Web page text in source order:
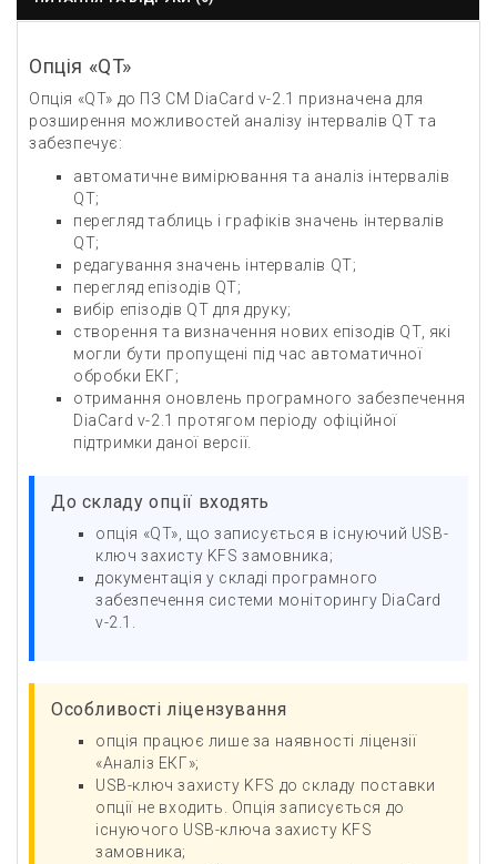
Опція «QT»
Опція «QT» до ПЗ СМ DiaCard v-2.1 призначена для
розширення можливостей аналізу інтервалів QT та
забезпечує:
автоматичне вимірювання та аналіз інтервалів
QT;
перегляд таблиць і графіків значень інтервалів
QT;
редагування значень інтервалів QT;
перегляд епізодів QT;
вибір епізодів QT для друку;
створення та визначення нових епізодів QT, які
могли бути пропущені під час автоматичної
обробки ЕКГ;
отримання оновлень програмного забезпечення
DiaCard v-2.1 протягом періоду офіційної
підтримки даної версії.
До складу опції входять
опція «QT», що записується в існуючий USB-
ключ захисту KFS замовника;
документація у складі програмного
забезпечення системи моніторингу DiaCard
v-2.1.
Особливості ліцензування
опція працює лише за наявності ліцензії
«Аналіз ЕКГ»;
USB-ключ захисту KFS до складу поставки
опції не входить. Опція записується до
існуючого USB-ключа захисту KFS
замовника;